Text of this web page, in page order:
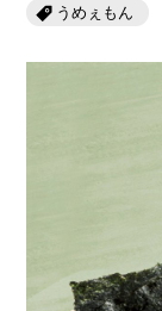
マップ・
カテゴリ
第14回 持続
うめぇもん